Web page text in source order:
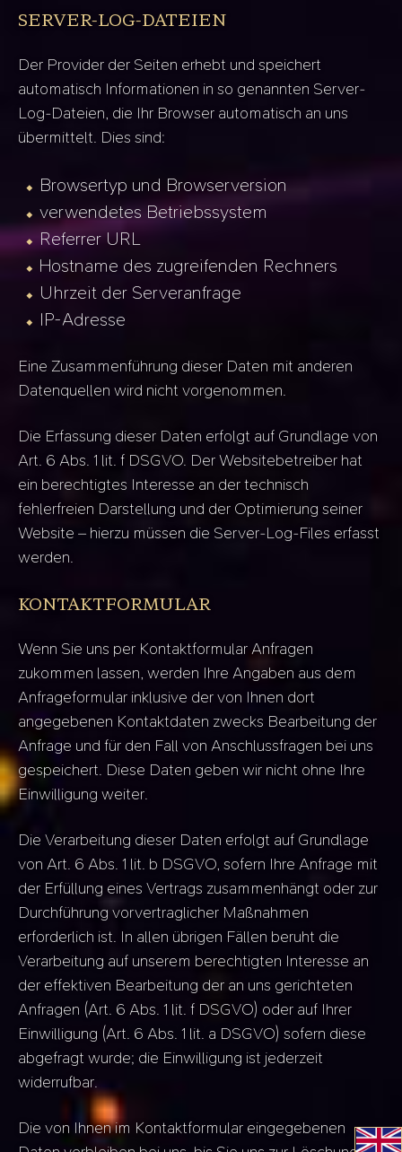
SERVER-LOG-DATEIEN
Der Provider der Seiten erhebt und speichert
automatisch Informationen in so genannten Server-
Log-Dateien, die Ihr Browser automatisch an uns
übermittelt. Dies sind:
Browsertyp und Browserversion
verwendetes Betriebssystem
Referrer URL
Hostname des zugreifenden Rechners
Uhrzeit der Serveranfrage
IP-Adresse
Eine Zusammenführung dieser Daten mit anderen
Datenquellen wird nicht vorgenommen.
Die Erfassung dieser Daten erfolgt auf Grundlage von
Art. 6 Abs. 1 lit. f DSGVO. Der Websitebetreiber hat
ein berechtigtes Interesse an der technisch
fehlerfreien Darstellung und der Optimierung seiner
Website – hierzu müssen die Server-Log-Files erfasst
werden.
KONTAKTFORMULAR
Wenn Sie uns per Kontaktformular Anfragen
zukommen lassen, werden Ihre Angaben aus dem
Anfrageformular inklusive der von Ihnen dort
angegebenen Kontaktdaten zwecks Bearbeitung der
Anfrage und für den Fall von Anschlussfragen bei uns
gespeichert. Diese Daten geben wir nicht ohne Ihre
Einwilligung weiter.
Die Verarbeitung dieser Daten erfolgt auf Grundlage
von Art. 6 Abs. 1 lit. b DSGVO, sofern Ihre Anfrage mit
der Erfüllung eines Vertrags zusammenhängt oder zur
Durchführung vorvertraglicher Maßnahmen
erforderlich ist. In allen übrigen Fällen beruht die
Verarbeitung auf unserem berechtigten Interesse an
der effektiven Bearbeitung der an uns gerichteten
Anfragen (Art. 6 Abs. 1 lit. f DSGVO) oder auf Ihrer
Einwilligung (Art. 6 Abs. 1 lit. a DSGVO) sofern diese
abgefragt wurde; die Einwilligung ist jederzeit
widerrufbar.
Die von Ihnen im Kontaktformular eingegebenen